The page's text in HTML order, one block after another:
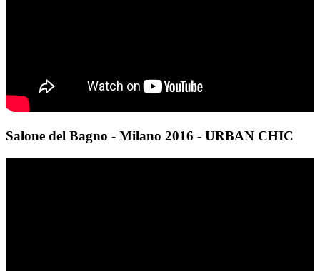
Salone del Bagno - Milano 2016 - URBAN CHIC